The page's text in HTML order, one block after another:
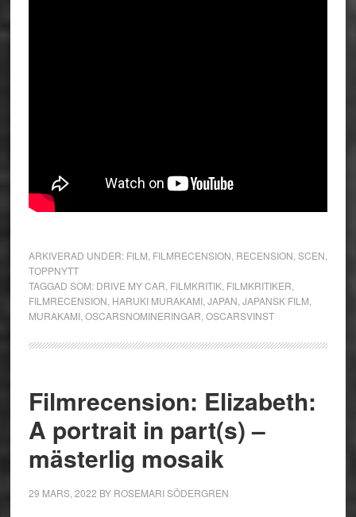
ARKIVERAD UNDER: FILM FILMRECENSION RECENSION SCEN
TOPPNYTT
TAGGAD SOM: DRIVE MY CAR FILMKRITIK, FILMKRITIKER
FILMRECENSION HARUKI MURAKAMI, JAPAN JAPANSK FILM
MURAKAMI, OSCARSNOMINERINGAR OSCARSVINST
Filmrecension: Elizabeth:
A portrait in part(s) –
mästerlig mosaik
29 MARS, 2022 BY ROSEMARI SÖDERGREN